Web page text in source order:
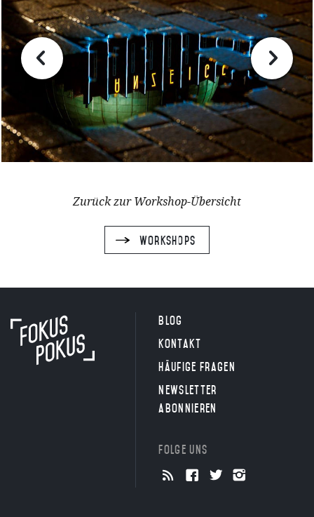
Zurück zur Workshop-Übersicht
Workshops
Blog
Kontakt
Häufige Fragen
Newsletter
abonnieren
Folge uns